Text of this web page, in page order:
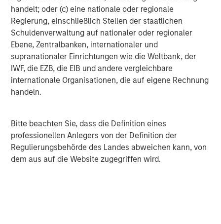
handelt; oder (c) eine nationale oder regionale
Regierung, einschließlich Stellen der staatlichen
Schuldenverwaltung auf nationaler oder regionaler
Ebene, Zentralbanken, internationaler und
supranationaler Einrichtungen wie die Weltbank, der
IWF, die EZB, die EIB und andere vergleichbare
internationale Organisationen, die auf eigene Rechnung
handeln.
Bitte beachten Sie, dass die Definition eines
professionellen Anlegers von der Definition der
Regulierungsbehörde des Landes abweichen kann, von
dem aus auf die Website zugegriffen wird.
banking, securities, wealth management and investment
management services. With offices in 42 countries, the
Firm’s employees serve clients worldwide including
corporations, governments, institutions and individuals.
For further information about Morgan Stanley, please visit
www.morganstanley.com .
Morgan Stanley Real Estate Investing
global value-add / opportunistic and regional core / core-
plus real estate investment strategies. The team's
experience encompasses a broad array of asset classes,
geographic regions and investment themes across all